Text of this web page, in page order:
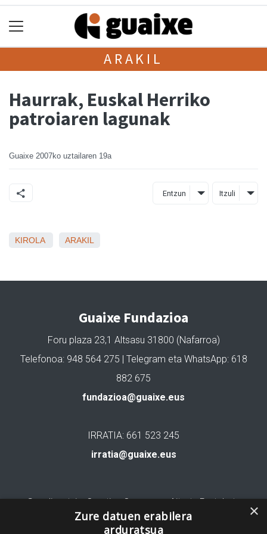
ARAKIL
Haurrak, Euskal Herriko
patroiaren lagunak
Guaixe 2007ko uztailaren 19a
Entzun Itzuli
KIROLA ARAKIL
Guaixe Fundazioa
Foru plaza 23,1 Altsasu 31800 (Nafarroa)
Telefonoa: 948 564 275 | Telegram eta WhatsApp: 618
882 675
fundazioa@guaixe.eus
IRRATIA: 661 523 245
irratia@guaixe.eus
Gure lizentzia: Creative Commons Aitortu Partekatu
Codesyntaxek garatua
×
Zure datuen erabilera
arduratsua